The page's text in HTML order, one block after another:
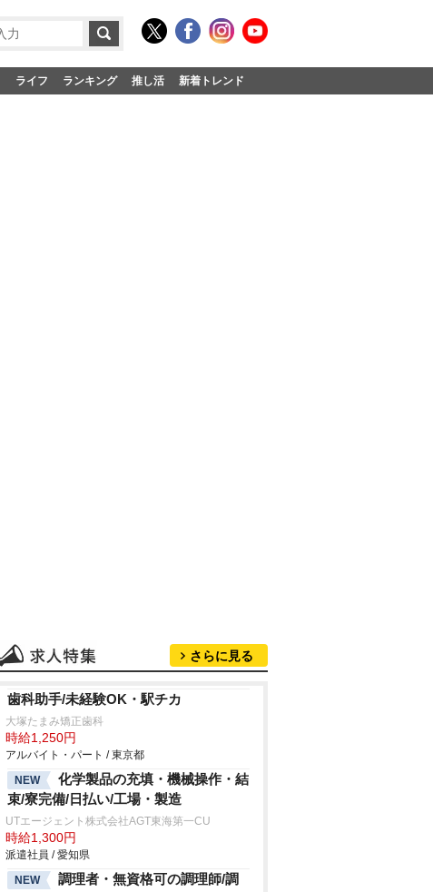
ライフ ランキング 推し活 新着トレンド
さらに見る
歯科助手/未経験OK・駅チカ
大塚たまみ矯正歯科
時給1,250円
アルバイト・パート / 東京都
NEW
化学製品の充填・機械操作・結
束/寮完備/日払い/工場・製造
UTエージェント株式会社AGT東海第一CU
時給1,300円
派遣社員 / 愛知県
NEW
調理者・無資格可の調理師/調